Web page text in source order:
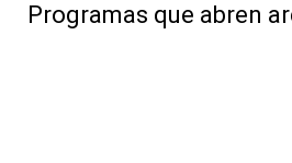
Programas que abren